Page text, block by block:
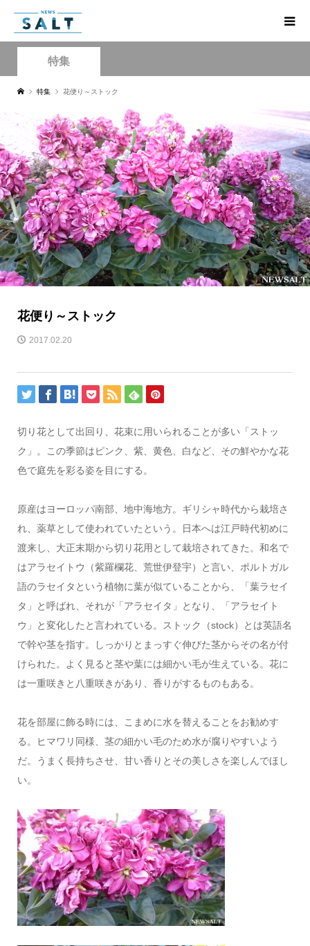
特集
特集 花便り～ストック
花便り～ストック
2017.02.20
切り花として出回り、花束に用いられることが多い「ストッ
ク」。この季節はピンク、紫、黄色、白など、その鮮やかな花
色で庭先を彩る姿を目にする。
原産はヨーロッパ南部、地中海地方。ギリシャ時代から栽培さ
れ、薬草として使われていたという。日本へは江戸時代初めに
渡来し、大正末期から切り花用として栽培されてきた。和名で
はアラセイトウ（紫羅欄花、荒世伊登宇）と言い、ポルトガル
語のラセイタという植物に葉が似ていることから、「葉ラセイ
タ」と呼ばれ、それが「アラセイタ」となり、「アラセイト
ウ」と変化したと言われている。ストック（stock）とは英語名
で幹や茎を指す。しっかりとまっすぐ伸びた茎からその名が付
けられた。よく見ると茎や葉には細かい毛が生えている。花に
は一重咲きと八重咲きがあり、香りがするものもある。
花を部屋に飾る時には、こまめに水を替えることをお勧めす
る。ヒマワリ同様、茎の細かい毛のため水が腐りやすいよう
だ。うまく長持ちさせ、甘い香りとその美しさを楽しんでほし
い。